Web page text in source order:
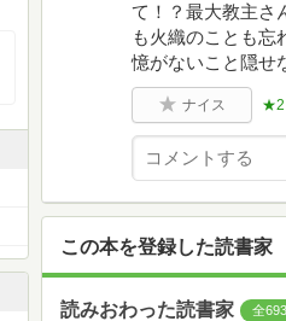
て！？最大教主さ
も火織のことも
憶がないこと隠せ
ナイス ★2
この本を登録した読書家
読みおわった読書家 全